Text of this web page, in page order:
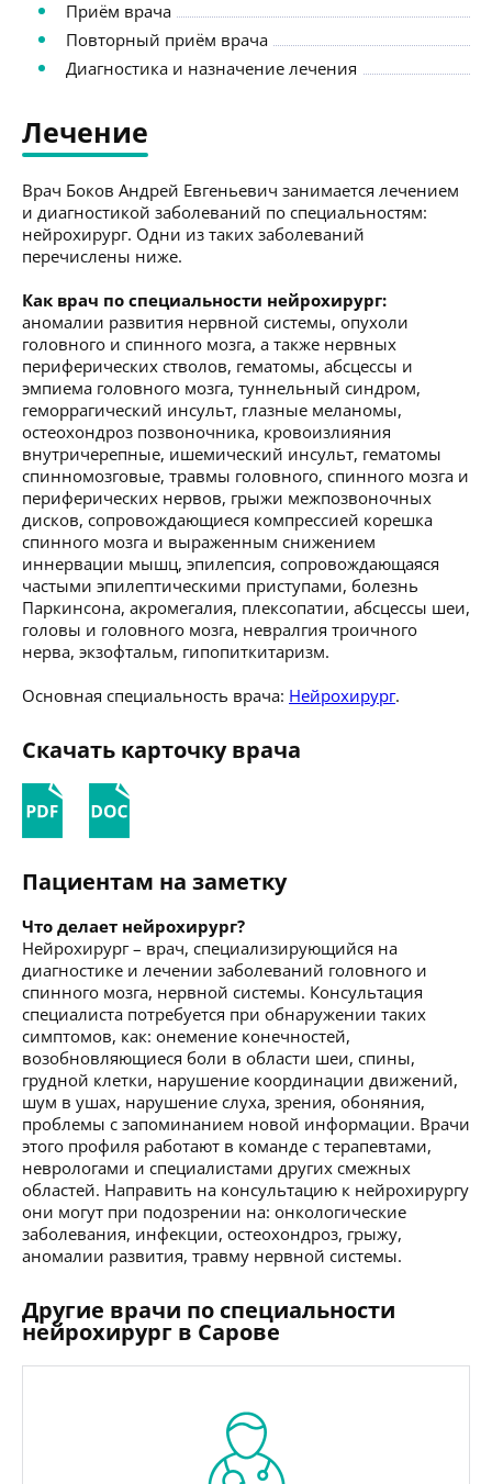
Приём врача
Повторный приём врача
Диагностика и назначение лечения
Лечение
Врач Боков Андрей Евгеньевич занимается лечением
и диагностикой заболеваний по специальностям:
нейрохирург. Одни из таких заболеваний
перечислены ниже.
Как врач по специальности нейрохирург:
аномалии развития нервной системы, опухоли
головного и спинного мозга, а также нервных
периферических стволов, гематомы, абсцессы и
эмпиема головного мозга, туннельный синдром,
геморрагический инсульт, глазные меланомы,
остеохондроз позвоночника, кровоизлияния
внутричерепные, ишемический инсульт, гематомы
спинномозговые, травмы головного, спинного мозга и
периферических нервов, грыжи межпозвоночных
дисков, сопровождающиеся компрессией корешка
спинного мозга и выраженным снижением
иннервации мышц, эпилепсия, сопровождающаяся
частыми эпилептическими приступами, болезнь
Паркинсона, акромегалия, плексопатии, абсцессы шеи,
головы и головного мозга, невралгия троичного
нерва, экзофтальм, гипопиткитаризм.
Основная специальность врача: Нейрохирург.
Скачать карточку врача
Пациентам на заметку
Что делает нейрохирург?
Нейрохирург – врач, специализирующийся на
диагностике и лечении заболеваний головного и
спинного мозга, нервной системы. Консультация
специалиста потребуется при обнаружении таких
симптомов, как: онемение конечностей,
возобновляющиеся боли в области шеи, спины,
грудной клетки, нарушение координации движений,
шум в ушах, нарушение слуха, зрения, обоняния,
проблемы с запоминанием новой информации. Врачи
этого профиля работают в команде с терапевтами,
неврологами и специалистами других смежных
областей. Направить на консультацию к нейрохирургу
они могут при подозрении на: онкологические
заболевания, инфекции, остеохондроз, грыжу,
аномалии развития, травму нервной системы.
Другие врачи по специальности
нейрохирург в Сарове